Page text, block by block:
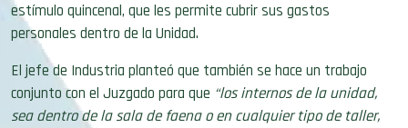
estímulo quincenal, que les permite cubrir sus gastos
personales dentro de la Unidad.
El jefe de Industria planteó que también se hace un trabajo
conjunto con el Juzgado para que “los internos de la unidad,
sea dentro de la sala de faena o en cualquier tipo de taller,